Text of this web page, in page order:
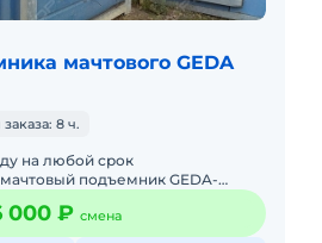
мачтового GEDA
8 ч.
на любой срок
подъемник GEDA-
2000 кг/25 человек).
готов к эксплуата
000 ₽ смена